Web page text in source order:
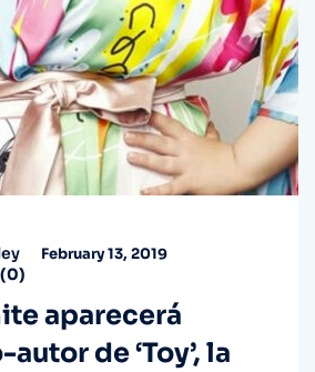
February 13, 2019
0)
aparecerá
de ‘Toy’, la